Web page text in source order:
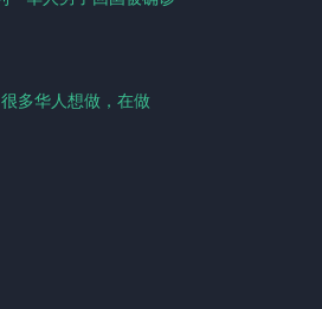
多华人想做，在做